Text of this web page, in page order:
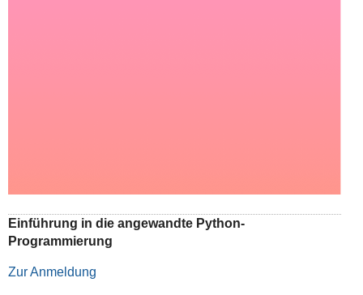
Einführung in die angewandte Python-
Programmierung
Zur Anmeldung